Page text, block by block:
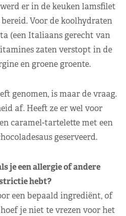
er in de keuken lamsfilet
Voor de koolhydraten
(een Italiaans gerecht van
zaten verstopt in de
en groene groente.
genomen, is maar de vraag.
af. Heeft ze er wel voor
caramel-tartelette met een
geserveerd.
je een allergie of andere
hebt?
een bepaald ingrediënt, of
je niet te vrezen voor het